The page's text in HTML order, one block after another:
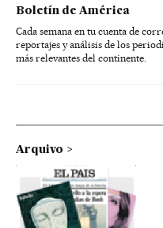
Boletín de América
Cada semana en tu cuenta de
reportajes y análisis de los
más relevantes del continente.
Arquivo